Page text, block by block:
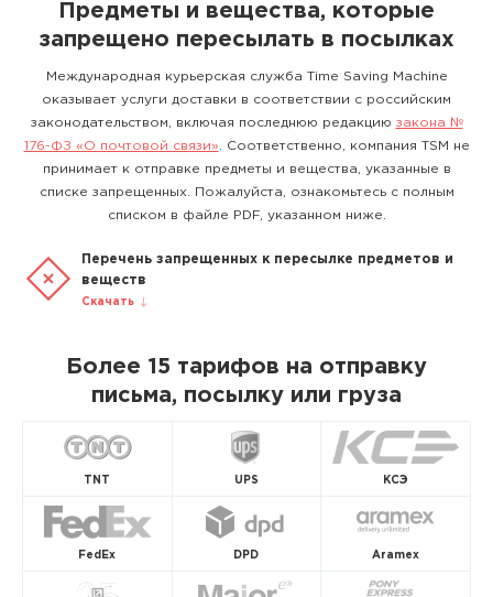
Предметы и вещества, которые
запрещено пересылать в посылках
Международная курьерская служба Time Saving Machine
оказывает услуги доставки в соответствии с российским
законодательством, включая последнюю редакцию закона №
176-ФЗ «О почтовой связи» . Соответственно, компания TSM не
принимает к отправке предметы и вещества, указанные в
списке запрещенных. Пожалуйста, ознакомьтесь с полным
списком в файле PDF, указанном ниже.
Перечень запрещенных к пересылке предметов и
веществ
Скачать
Более 15 тарифов на отправку
письма, посылку или груза
TNT UPS КСЭ
FedEx DPD Aramex